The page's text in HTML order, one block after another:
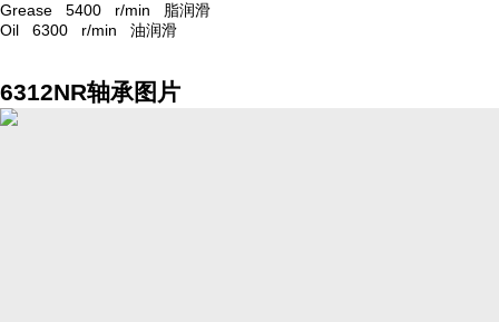
Grease 5400 r/min 脂润滑
Oil 6300 r/min 油润滑
6312NR轴承图片